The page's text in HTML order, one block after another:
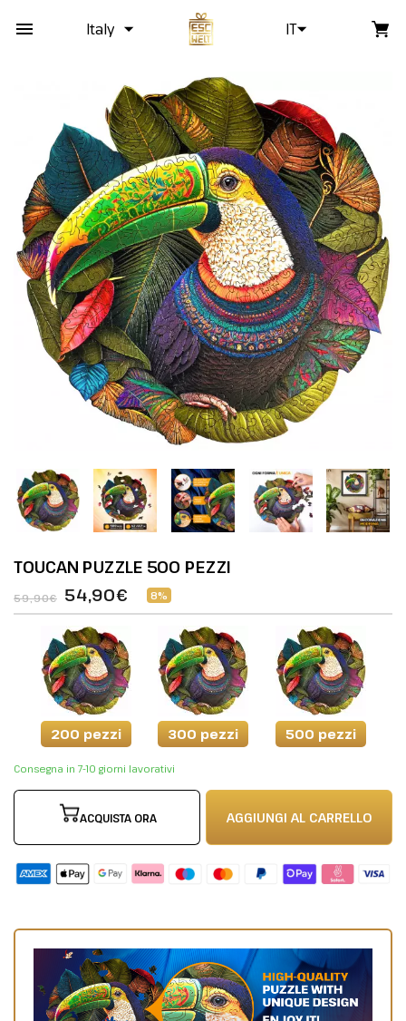
Italy IT
TOUCAN PUZZLE 500 PEZZI
59,90€ 54,90€ 8%
200 pezzi 300 pezzi 500 pezzi
Consegna in 7-10 giorni lavorativi
ACQUISTA ORA AGGIUNGI AL CARRELLO